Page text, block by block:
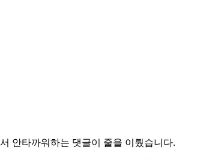
안타까워하는 댓글이 줄을 이뤘습니다.